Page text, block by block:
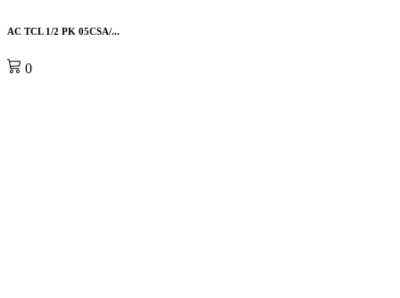
AC TCL 1/2 PK 05CSA/...
0